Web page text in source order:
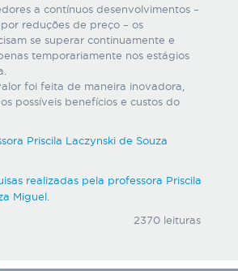
a contínuos desenvolvimentos –
reduções de preço – os
se superar continuamente e
temporariamente nos estágios
foi feita de maneira inovadora,
possíveis benefícios e custos do
Priscila Laczynski de Souza
realizadas pela professora Priscila
Miguel
2370 leituras